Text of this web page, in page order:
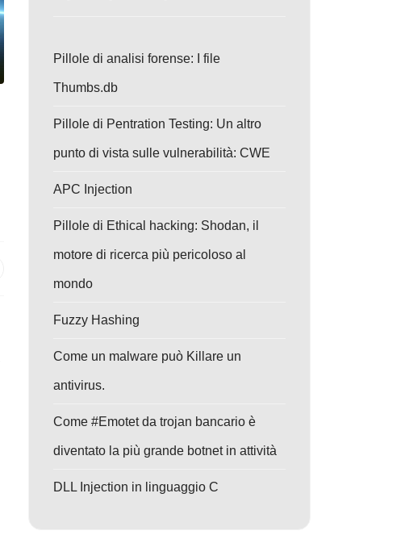
Pillole di analisi forense: I file
Thumbs.db
Pillole di Pentration Testing: Un altro
punto di vista sulle vulnerabilità: CWE
APC Injection
Pillole di Ethical hacking: Shodan, il
motore di ricerca più pericoloso al
mondo
Fuzzy Hashing
Come un malware può Killare un
antivirus.
Come #Emotet da trojan bancario è
diventato la più grande botnet in attività
DLL Injection in linguaggio C